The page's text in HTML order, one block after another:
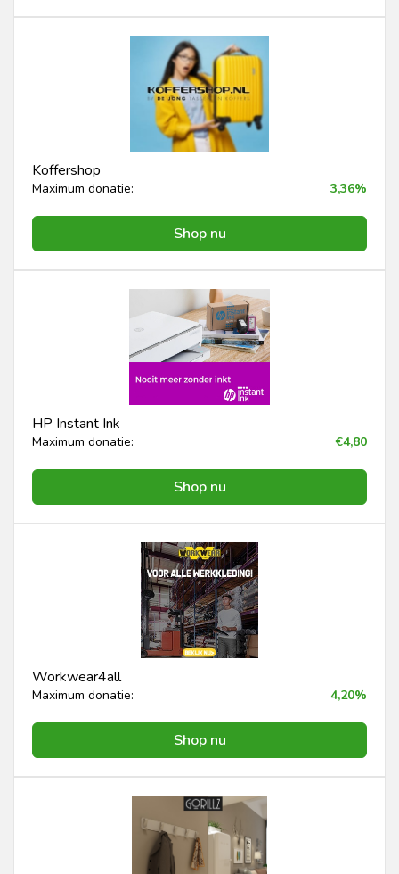
Koffershop
Maximum donatie: 3,36%
Shop nu
HP Instant Ink
Maximum donatie: €4,80
Shop nu
Workwear4all
Maximum donatie: 4,20%
Shop nu